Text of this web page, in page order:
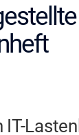
IT-